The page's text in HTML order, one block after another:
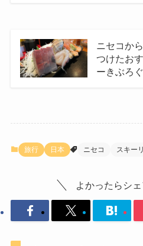
ニセコか
つけたお
ーきぶろ
旅行 日本 ニセコ スキー
よかったらシェ